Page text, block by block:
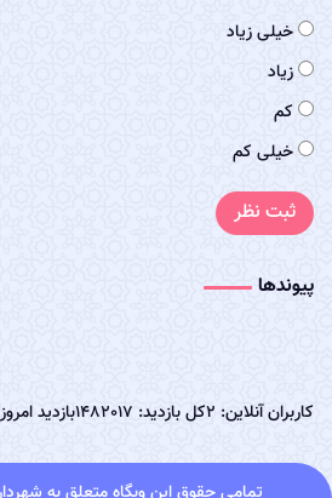
پیوندها
خیلی زیاد
زیاد
کم
خیلی کم
ثبت نظر
کاربران آنلاین: 2 کل بازدید: 1482017 بازدید امروز: